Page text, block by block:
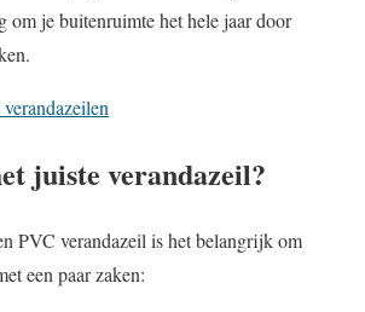
om je buitenruimte het hele jaar door
juiste verandazeil?
PVC verandazeil is het belangrijk om
een paar zaken: